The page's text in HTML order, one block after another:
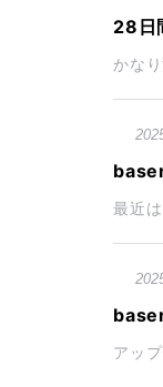
28日
かな
最近
アッ